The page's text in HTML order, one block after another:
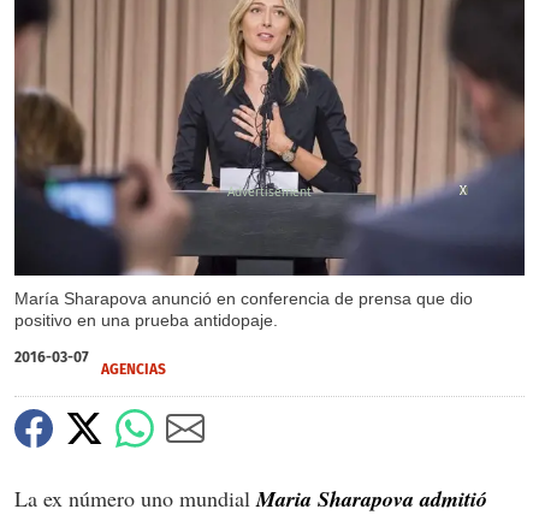
María Sharapova anunció en conferencia de prensa que dio
positivo en una prueba antidopaje.
X
X
2016-03-07
AGENCIAS
La ex número uno mundial Maria Sharapova admitió